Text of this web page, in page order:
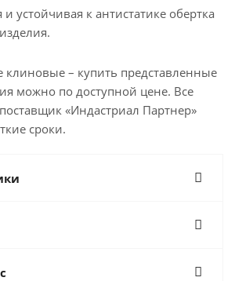
устойчивая к антистатике обертка
– купить представленные
можно по доступной цене. Все
«Индастриал Партнер»
сроки.